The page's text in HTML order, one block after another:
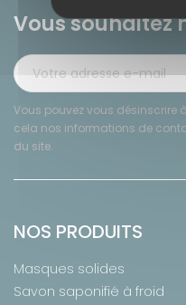
Vous souhaitez
Vous pouvez vous désinscrire
cela nos informations de
du site.
NOS PRODUITS
Masques solides
Savon saponifié à froid